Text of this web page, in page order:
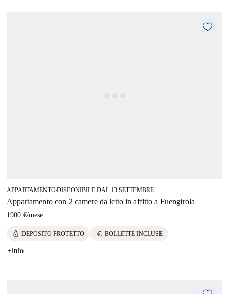
APPARTAMENTO■DISPONIBILE DAL 13 SETTEMBRE
Appartamento con 2 camere da letto in affitto a Fuengirola
1900 €/mese
lock DEPOSITO PROTETTO euro BOLLETTE INCLUSE
+info